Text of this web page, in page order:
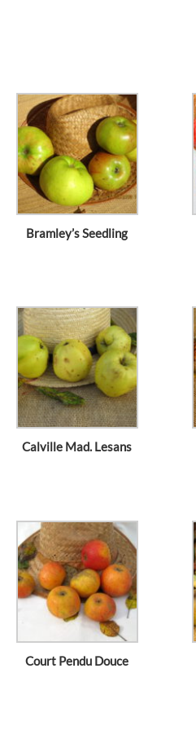
Bramley’s Seedling
Calville Mad. Lesans
Court Pendu Douce